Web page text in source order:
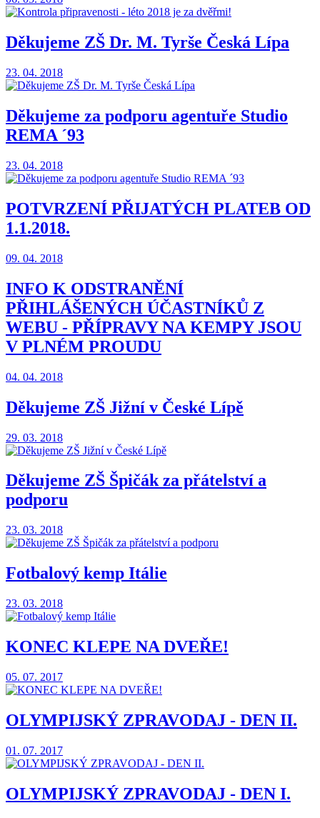
Děkujeme ZŠ Dr. M. Tyrše Česká Lípa
23. 04. 2018
Děkujeme za podporu agentuře Studio
REMA ´93
23. 04. 2018
POTVRZENÍ PŘIJATÝCH PLATEB OD
1.1.2018.
09. 04. 2018
INFO K ODSTRANĚNÍ
PŘIHLÁŠENÝCH ÚČASTNÍKŮ Z
WEBU - PŘÍPRAVY NA KEMPY JSOU
V PLNÉM PROUDU
04. 04. 2018
Děkujeme ZŠ Jižní v České Lípě
29. 03. 2018
Děkujeme ZŠ Špičák za přátelství a
podporu
23. 03. 2018
Fotbalový kemp Itálie
23. 03. 2018
KONEC KLEPE NA DVEŘE!
05. 07. 2017
OLYMPIJSKÝ ZPRAVODAJ - DEN II.
01. 07. 2017
OLYMPIJSKÝ ZPRAVODAJ - DEN I.